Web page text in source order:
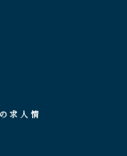
求人情